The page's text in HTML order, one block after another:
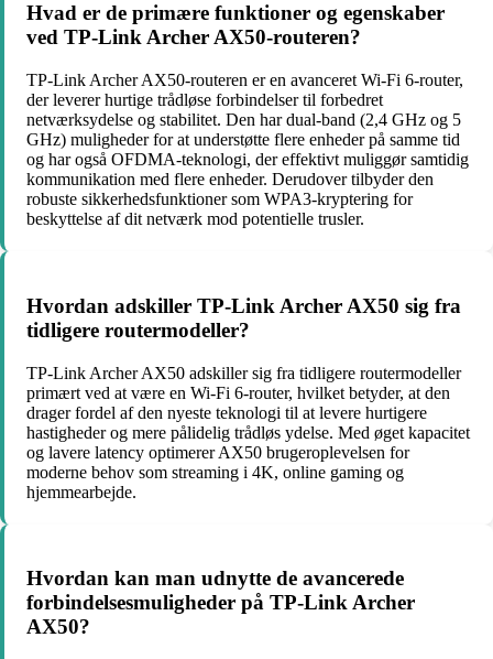
Hvad er de primære funktioner og egenskaber
ved TP-Link Archer AX50-routeren?
TP-Link Archer AX50-routeren er en avanceret Wi-Fi 6-router,
der leverer hurtige trådløse forbindelser til forbedret
netværksydelse og stabilitet. Den har dual-band (2,4 GHz og 5
GHz) muligheder for at understøtte flere enheder på samme tid
og har også OFDMA-teknologi, der effektivt muliggør samtidig
kommunikation med flere enheder. Derudover tilbyder den
robuste sikkerhedsfunktioner som WPA3-kryptering for
beskyttelse af dit netværk mod potentielle trusler.
Hvordan adskiller TP-Link Archer AX50 sig fra
tidligere routermodeller?
TP-Link Archer AX50 adskiller sig fra tidligere routermodeller
primært ved at være en Wi-Fi 6-router, hvilket betyder, at den
drager fordel af den nyeste teknologi til at levere hurtigere
hastigheder og mere pålidelig trådløs ydelse. Med øget kapacitet
og lavere latency optimerer AX50 brugeroplevelsen for
moderne behov som streaming i 4K, online gaming og
hjemmearbejde.
Hvordan kan man udnytte de avancerede
forbindelsesmuligheder på TP-Link Archer
AX50?